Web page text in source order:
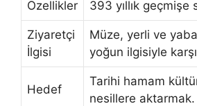
Özellikler
393 yıllık geçmişe
Ziyaretçi
İlgisi
Müze, yerli ve
yoğun ilgisiyle
Hedef
Tarihi hamam
nesillere aktarmak.